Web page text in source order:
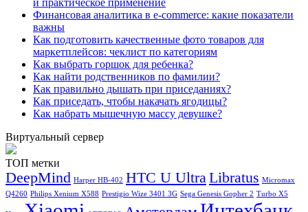
и практическое применение
Финансовая аналитика в e-commerce: какие показатели
важны
Как подготовить качественные фото товаров для
маркетплейсов: чеклист по категориям
Как выбрать горшок для ребенка?
Как найти родственников по фамилии?
Как правильно дышать при приседаниях?
Как приседать, чтобы накачать ягодицы?
Как набрать мышечную массу девушке?
Виртуальный сервер
ТОП метки
DeepMind Harper HB-402 HTC U UltraLibratus Micromax
Q4260 Philips Xenium X588 Prestigio Wize 3401 3G Sega Genesis Gopher 2 Turbo X5